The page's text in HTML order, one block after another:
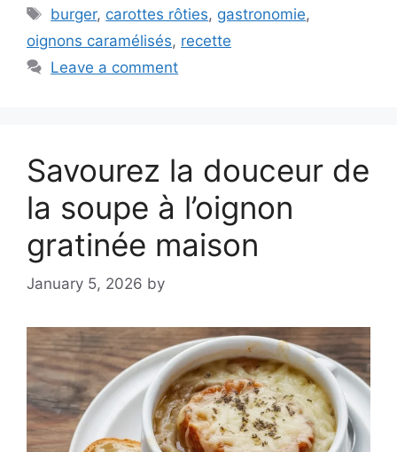
Tags
burger, carottes rôties, gastronomie,
oignons caramélisés, recette
Leave a comment
Savourez la douceur de
la soupe à l’oignon
gratinée maison
January 5, 2026 by